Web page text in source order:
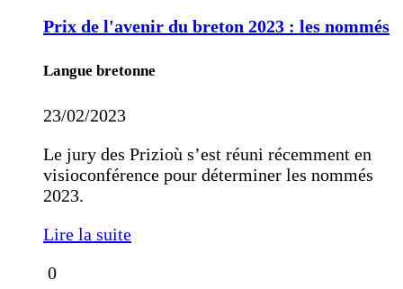
Prix de l'avenir du breton 2023 : les nommés
Langue bretonne
23/02/2023
Le jury des Prizioù s’est réuni récemment en
visioconférence pour déterminer les nommés
2023.
Lire la suite
0